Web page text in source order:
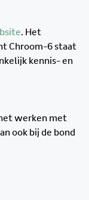
. Het
Chroom-6 staat
kennis- en
werken met
ook bij de bond